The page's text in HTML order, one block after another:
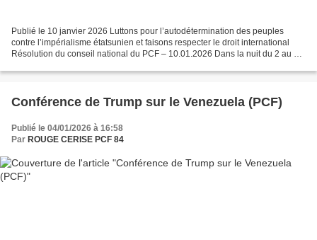
Publié le 10 janvier 2026 Luttons pour l’autodétermination des peuples
contre l’impérialisme étatsunien et faisons respecter le droit international
Résolution du conseil national du PCF – 10.01.2026 Dans la nuit du 2 au 3
Conférence de Trump sur le Venezuela (PCF)
Publié le 04/01/2026 à 16:58
Par ROUGE CERISE PCF 84